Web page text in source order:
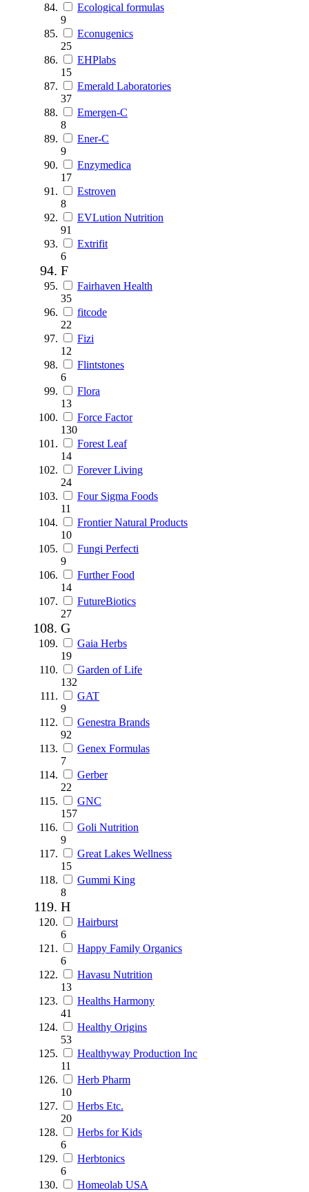
Ecological formulas
9
Econugenics
25
EHPlabs
15
Emerald Laboratories
37
Emergen-C
8
Ener-C
9
Enzymedica
17
Estroven
8
EVLution Nutrition
91
Extrifit
6
F
Fairhaven Health
35
fitcode
22
Fizi
12
Flintstones
6
Flora
13
Force Factor
130
Forest Leaf
14
Forever Living
24
Four Sigma Foods
11
Frontier Natural Products
10
Fungi Perfecti
9
Further Food
14
FutureBiotics
27
G
Gaia Herbs
19
Garden of Life
132
GAT
9
Genestra Brands
92
Genex Formulas
7
Gerber
22
GNC
157
Goli Nutrition
9
Great Lakes Wellness
15
Gummi King
8
H
Hairburst
6
Happy Family Organics
6
Havasu Nutrition
13
Healths Harmony
41
Healthy Origins
53
Healthyway Production Inc
11
Herb Pharm
10
Herbs Etc.
20
Herbs for Kids
6
Herbtonics
6
Homeolab USA